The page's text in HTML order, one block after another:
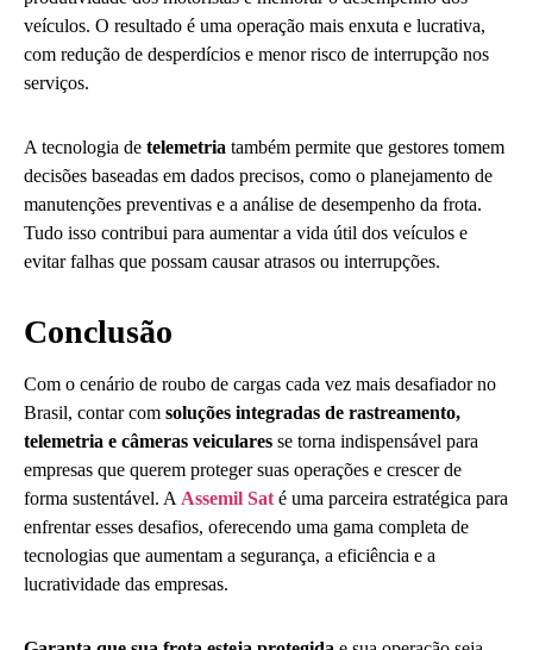
veículos. O resultado é uma operação mais enxuta e lucrativa,
com redução de desperdícios e menor risco de interrupção nos
serviços.
A tecnologia de telemetria também permite que gestores tomem
decisões baseadas em dados precisos, como o planejamento de
manutenções preventivas e a análise de desempenho da frota.
Tudo isso contribui para aumentar a vida útil dos veículos e
evitar falhas que possam causar atrasos ou interrupções.
Conclusão
Com o cenário de roubo de cargas cada vez mais desafiador no
Brasil, contar com soluções integradas de rastreamento,
telemetria e câmeras veiculares se torna indispensável para
empresas que querem proteger suas operações e crescer de
forma sustentável. A Assemil Sat é uma parceira estratégica para
enfrentar esses desafios, oferecendo uma gama completa de
tecnologias que aumentam a segurança, a eficiência e a
lucratividade das empresas.